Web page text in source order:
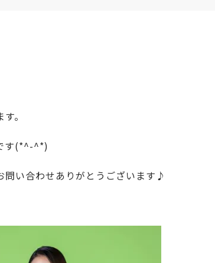
。
す(*^-^*)
問い合わせありがとうございます♪